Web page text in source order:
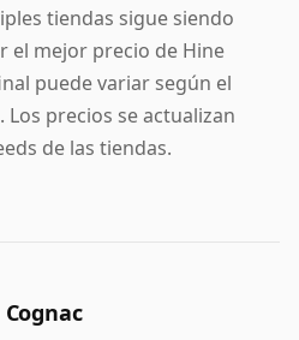
tiendas sigue siendo
el mejor precio de Hine
puede variar según el
precios se actualizan
de las tiendas.